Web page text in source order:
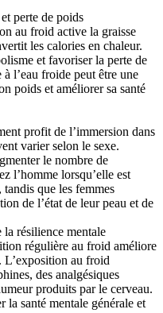
perte de poids
au froid active la graisse
les calories en chaleur.
et favoriser la perte de
l’eau froide peut être une
poids et améliorer sa santé
profit de l’immersion dans
varier selon le sexe.
le nombre de
l’homme lorsqu’elle est
tandis que les femmes
de l’état de leur peau et de
résilience mentale
régulière au froid améliore
L’exposition au froid
des analgésiques
produits par le cerveau.
la santé mentale générale et